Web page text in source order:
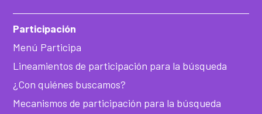
Participación
Menú Participa
Lineamientos de participación para la búsqueda
¿Con quiénes buscamos?
Mecanismos de participación para la búsqueda